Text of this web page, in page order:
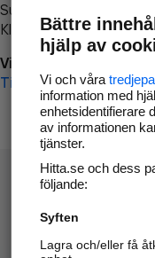
Surfa till
Klicka påTillbaka-
Vi beklagar besväret!
Till startsidan
Hitta.se - Gratis
Bättre
hjälp av
Vi och våra
information med
enhetsidentifierare
av informationen
tjänster.
Hitta.se och dess
följande:
Syften
Lagra och/eller få